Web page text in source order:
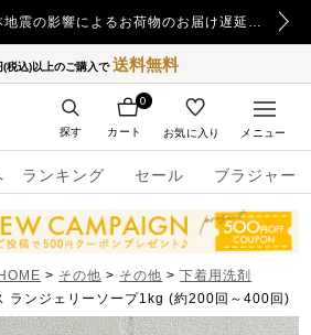
【重要】令和8年熊本地震の影響によるお荷物のお届け遅延について
(税込)以上のご購入で送料無料
ランキング セール ブラジャー
カート
0
お気に入り
探す メニュー
その他 その他
下着用洗剤
ランジェリーソープ1kg (約200回～400回)